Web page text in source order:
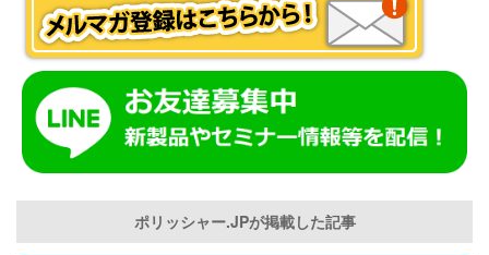
ポリッシャー.JPが掲載した記事